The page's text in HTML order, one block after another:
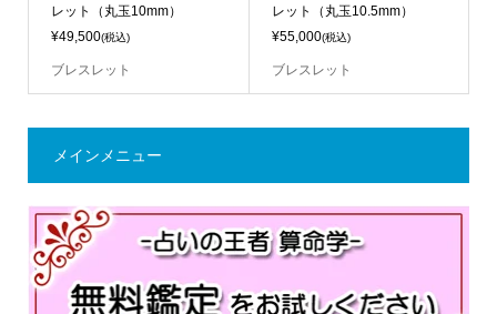
レット（丸玉10mm）
¥49,500(税込)
ブレスレット
レット（丸玉10.5mm）
¥55,000(税込)
ブレスレット
メインメニュー